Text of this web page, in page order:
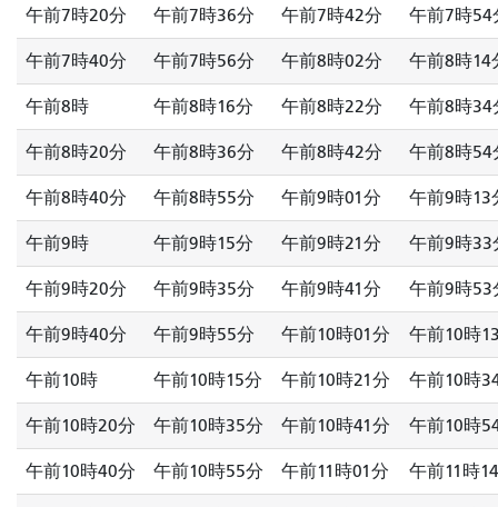
午前7時20分 午前7時36分 午前7時42分 午前7時54
午前7時40分 午前7時56分 午前8時02分 午前8時14
午前8時 午前8時16分 午前8時22分 午前8時34
午前8時20分 午前8時36分 午前8時42分 午前8時54
午前8時40分 午前8時55分 午前9時01分 午前9時13
午前9時 午前9時15分 午前9時21分 午前9時33
午前9時20分 午前9時35分 午前9時41分 午前9時53
午前9時40分 午前9時55分 午前10時01分 午前10時
午前10時 午前10時15分 午前10時21分 午前10時
午前10時20分 午前10時35分 午前10時41分 午前10時
午前10時40分 午前10時55分 午前11時01分 午前11時